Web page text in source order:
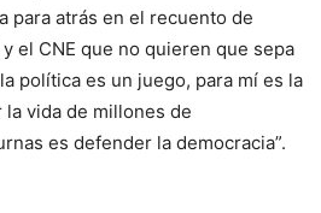
para atrás en el recuento de
el CNE que no quieren que sepa
política es un juego, para mí es la
vida de millones de
es defender la democracia”.